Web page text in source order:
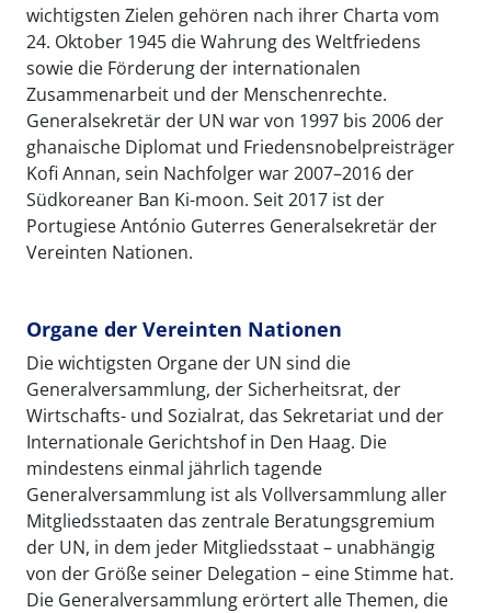
wichtigsten Zielen gehören nach ihrer Charta vom
24. Oktober 1945 die Wahrung des Weltfriedens
sowie die Förderung der internationalen
Zusammenarbeit und der Menschenrechte.
Generalsekretär der UN war von 1997 bis 2006 der
ghanaische Diplomat und Friedensnobelpreisträger
Kofi Annan, sein Nachfolger war 2007–2016 der
Südkoreaner Ban Ki-moon. Seit 2017 ist der
Portugiese António Guterres Generalsekretär der
Vereinten Nationen.
Organe der Vereinten Nationen
Die wichtigsten Organe der UN sind die
Generalversammlung, der Sicherheitsrat, der
Wirtschafts- und Sozialrat, das Sekretariat und der
Internationale Gerichtshof in Den Haag. Die
mindestens einmal jährlich tagende
Generalversammlung ist als Vollversammlung aller
Mitgliedsstaaten das zentrale Beratungsgremium
der UN, in dem jeder Mitgliedsstaat – unabhängig
von der Größe seiner Delegation – eine Stimme hat.
Die Generalversammlung erörtert alle Themen, die